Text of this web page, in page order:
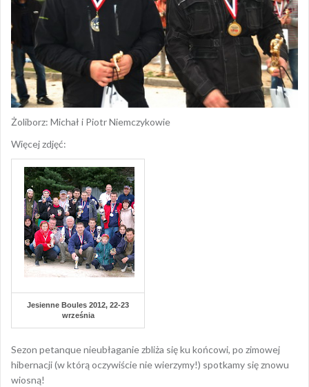
Żoliborz: Michał i Piotr Niemczykowie
Więcej zdjęć:
Jesienne Boules 2012, 22-23
września
Sezon petanque nieubłaganie zbliża się ku końcowi, po zimowej
hibernacji (w którą oczywiście nie wierzymy!) spotkamy się znowu
wiosną!